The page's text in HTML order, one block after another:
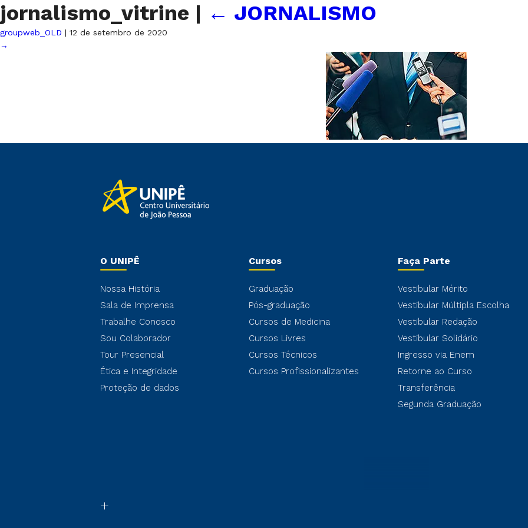
jornalismo_vitrine | ← JORNALISMO
groupweb_OLD | 12 de setembro de 2020
→
O UNIPÊ
Nossa História
Sala de Imprensa
Trabalhe Conosco
Sou Colaborador
Tour Presencial
Ética e Integridade
Proteção de dados
Cursos
Graduação
Pós-graduação
Cursos de Medicina
Cursos Livres
Cursos Técnicos
Cursos Profissionalizantes
Faça Parte
Vestibular Mérito
Vestibular Múltipla Escolha
Vestibular Redação
Vestibular Solidário
Ingresso via Enem
Retorne ao Curso
Transferência
Segunda Graduação